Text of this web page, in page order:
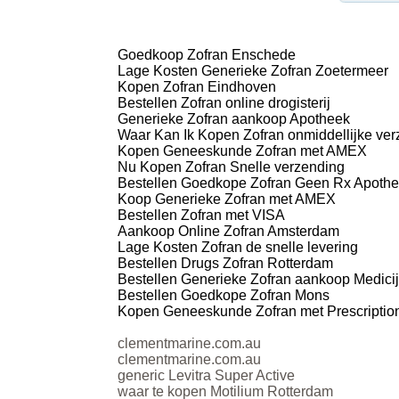
Goedkoop Zofran Enschede
Lage Kosten Generieke Zofran Zoetermeer
Kopen Zofran Eindhoven
Bestellen Zofran online drogisterij
Generieke Zofran aankoop Apotheek
Waar Kan Ik Kopen Zofran onmiddellijke
Kopen Geneeskunde Zofran met AMEX
Nu Kopen Zofran Snelle verzending
Bestellen Goedkope Zofran Geen Rx
Koop Generieke Zofran met AMEX
Bestellen Zofran met VISA
Aankoop Online Zofran Amsterdam
Lage Kosten Zofran de snelle levering
Bestellen Drugs Zofran Rotterdam
Bestellen Generieke Zofran aankoop
Bestellen Goedkope Zofran Mons
Kopen Geneeskunde Zofran met
clementmarine.com.au
clementmarine.com.au
generic Levitra Super Active
waar te kopen Motilium Rotterdam